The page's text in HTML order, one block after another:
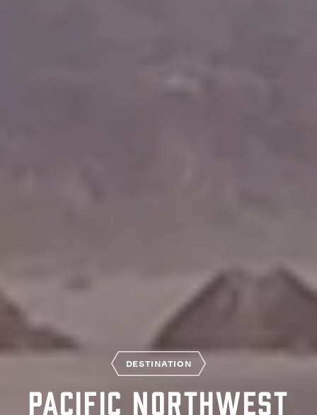
DESTINATION
Pacific Northwest